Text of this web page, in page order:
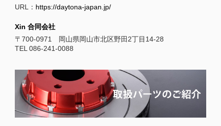
URL： https://daytona-japan.jp/
Xin 合同会社
〒700-0971 岡山県岡山市北区野田2丁目14-28
TEL 086-241-0088